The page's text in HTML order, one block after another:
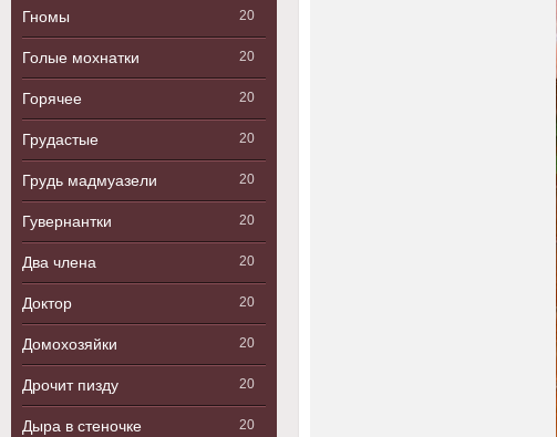
Гномы 20
Голые мохнатки 20
Горячее 20
Грудастые 20
Грудь мадмуазели 20
Гувернантки 20
Два члена 20
Доктор 20
Домохозяйки 20
Дрочит пизду 20
Дыра в стеночке 20